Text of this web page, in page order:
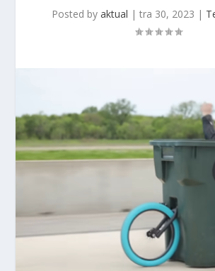
Posted by aktual | tra 30, 2023 |